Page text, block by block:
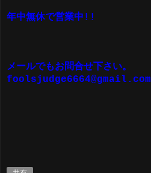
年中無休で営業中!!
メールでもお問合せ下さい。
foolsjudge6664@gmail.com